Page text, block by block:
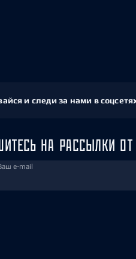
и следи за нами в
НА РАССЫЛКИ
e-mail